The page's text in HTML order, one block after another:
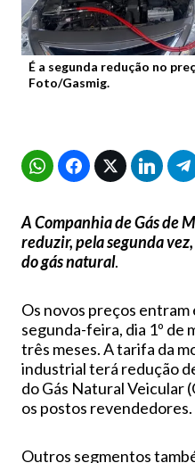
É a segunda redução no
Foto/Gasmig.
A Companhia de Gás de
reduzir, pela segunda
do gás natural.
Os novos preços entram
segunda-feira, dia 1º de
três meses. A tarifa da
industrial terá redução
do Gás Natural Veicular
os postos revendedores.
Outros segmentos